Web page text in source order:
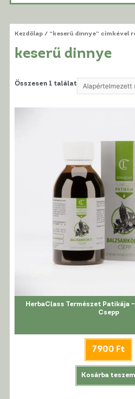
Kezdőlap / “keserű dinnye” címkével
keserű dinnye
Összesen 1 találat
HerbaClass Természet Patikája –
Csepp
7900 Ft
Kosárba teszem